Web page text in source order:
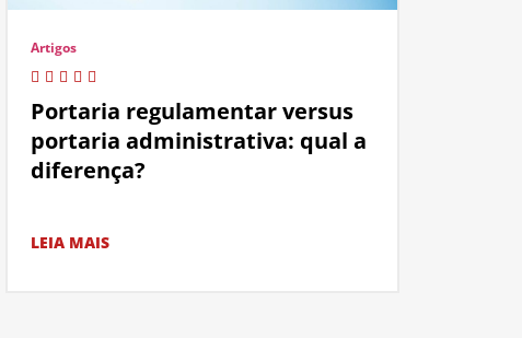
Artigos
Portaria regulamentar versus
portaria administrativa: qual a
diferença?
LEIA MAIS